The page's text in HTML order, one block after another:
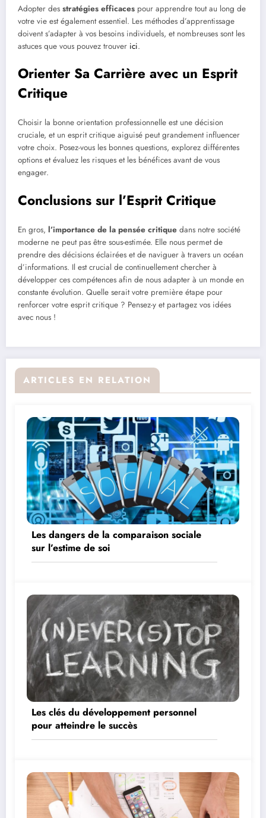
Adopter des stratégies efficaces pour apprendre tout au long de
votre vie est également essentiel. Les méthodes d’apprentissage
doivent s’adapter à vos besoins individuels, et nombreuses sont les
astuces que vous pouvez trouver ici.
Orienter Sa Carrière avec un Esprit
Critique
Choisir la bonne orientation professionnelle est une décision
cruciale, et un esprit critique aiguisé peut grandement influencer
votre choix. Posez-vous les bonnes questions, explorez différentes
options et évaluez les risques et les bénéfices avant de vous
engager.
Conclusions sur l’Esprit Critique
En gros, l’importance de la pensée critique dans notre société
moderne ne peut pas être sous-estimée. Elle nous permet de
prendre des décisions éclairées et de naviguer à travers un océan
d’informations. Il est crucial de continuellement chercher à
développer ces compétences afin de nous adapter à un monde en
constante évolution. Quelle serait votre première étape pour
renforcer votre esprit critique ? Pensez-y et partagez vos idées
avec nous !
ARTICLES EN RELATION
Les dangers de la comparaison sociale
sur l’estime de soi
Les clés du développement personnel
pour atteindre le succès